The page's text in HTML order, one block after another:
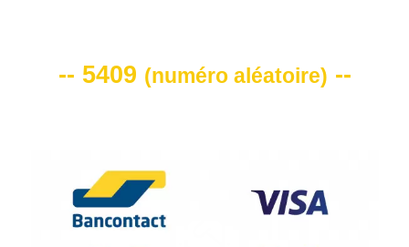
-- 5409 (numéro aléatoire) --